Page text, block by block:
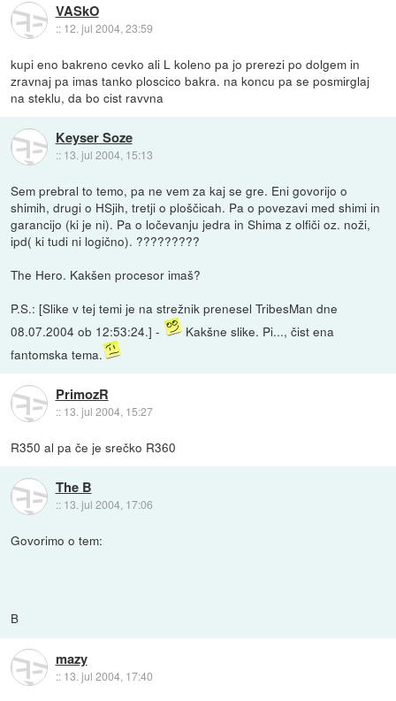
VASkO
:: 12. jul 2004, 23:59
kupi eno bakreno cevko ali L koleno pa jo prerezi po dolgem in
zravnaj pa imas tanko ploscico bakra. na koncu pa se posmirglaj
na steklu, da bo cist ravvna
Keyser Soze
:: 13. jul 2004, 15:13
Sem prebral to temo, pa ne vem za kaj se gre. Eni govorijo o
shimih, drugi o HSjih, tretji o ploščicah. Pa o povezavi med shimi in
garancijo (ki je ni). Pa o ločevanju jedra in Shima z olfiči oz. noži,
ipd( ki tudi ni logično). ?????????
The Hero. Kakšen procesor imaš?
P.S.: [Slike v tej temi je na strežnik prenesel TribesMan dne
08.07.2004 ob 12:53:24.] -
Kakšne slike. Pi..., čist ena
fantomska tema.
PrimozR
:: 13. jul 2004, 15:27
R350 al pa če je srečko R360
The B
:: 13. jul 2004, 17:06
Govorimo o tem:
B
mazy
:: 13. jul 2004, 17:40